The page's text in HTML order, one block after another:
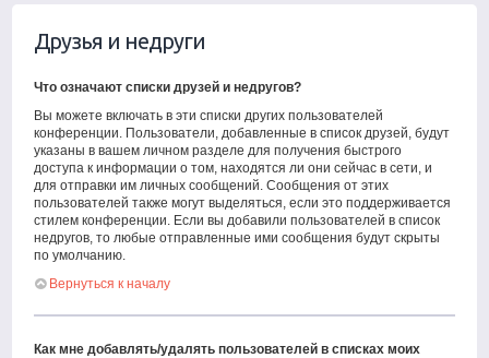
Друзья и недруги
Что означают списки друзей и недругов?
Вы можете включать в эти списки других пользователей
конференции. Пользователи, добавленные в список друзей, будут
указаны в вашем личном разделе для получения быстрого
доступа к информации о том, находятся ли они сейчас в сети, и
для отправки им личных сообщений. Сообщения от этих
пользователей также могут выделяться, если это поддерживается
стилем конференции. Если вы добавили пользователей в список
недругов, то любые отправленные ими сообщения будут скрыты
по умолчанию.
Вернуться к началу
Как мне добавлять/удалять пользователей в списках моих